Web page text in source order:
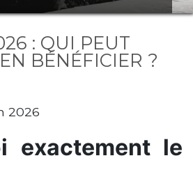
: QUI PEUT
BÉNÉFICIER ?
2026
exactement le